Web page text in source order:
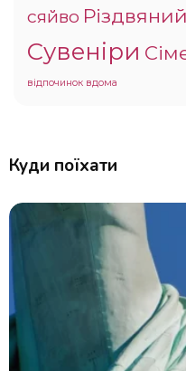
сяйво
Сувеніри
відпочинок вдома
Куди поїхати